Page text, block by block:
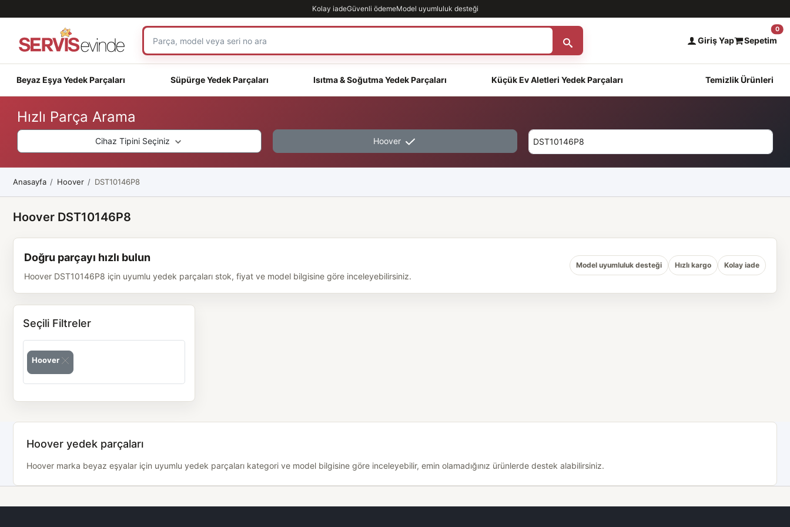
Kolay iadeGüvenli ödemeModel uyumluluk desteği
Giriş Yap Sepetim
0
Beyaz Eşya Yedek Parçaları Süpürge Yedek Parçaları Isıtma & Soğutma Yedek Parçaları Küçük Ev Aletleri Yedek Parçaları Temizlik Ürünleri
Hızlı Parça Arama
Cihaz Tipini Seçiniz Hoover
Anasayfa Hoover DST10146P8
Hoover DST10146P8
Doğru parçayı hızlı bulun
Hoover DST10146P8 için uyumlu yedek parçaları stok, fiyat ve model bilgisine göre inceleyebilirsiniz.
Model uyumluluk desteği Hızlı kargo Kolay iade
Seçili Filtreler
Hoover
Hoover yedek parçaları
Hoover marka beyaz eşyalar için uyumlu yedek parçaları kategori ve model bilgisine göre inceleyebilir, emin olamadığınız ürünlerde destek alabilirsiniz.